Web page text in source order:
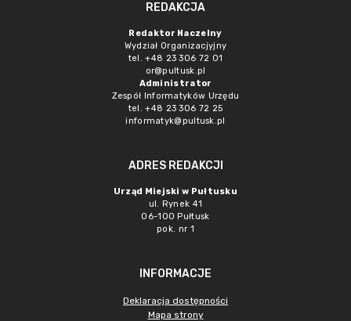
REDAKCJA
Redaktor Naczelny
Wydział Organizacjyjny
tel. +48 23 306 72 01
or@pultusk.pl
Administrator
Zespół Informatyków Urzędu
tel. +48 23 306 72 25
informatyk@pultusk.pl
ADRES REDAKCJI
Urząd Miejski w Pułtusku
ul. Rynek 41
06-100 Pułtusk
pok. nr 1
INFORMACJE
Deklaracja dostępności
Mapa strony